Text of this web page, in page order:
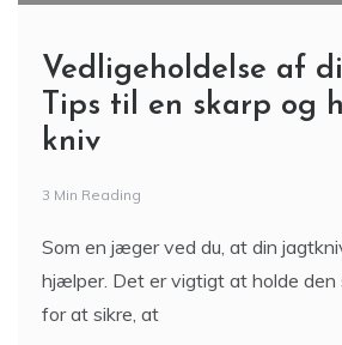
Vedligeholdelse af
Tips til en skarp og
kniv
3 Min Reading
Som en jæger ved du, at din
hjælper. Det er vigtigt at holde den
for at sikre, at